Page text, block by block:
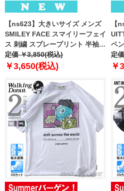
【ns623】大きいサイズ メンズ
SMILEY FACE スマイリーフェイ
ス 刺繍 スプレープリント 半袖 T
シャツ 吸水速乾 UVカット 春夏
新作 12625128
定価 ￥3,850(税込)
￥3,650(税込)
【
ペ
速
定
￥